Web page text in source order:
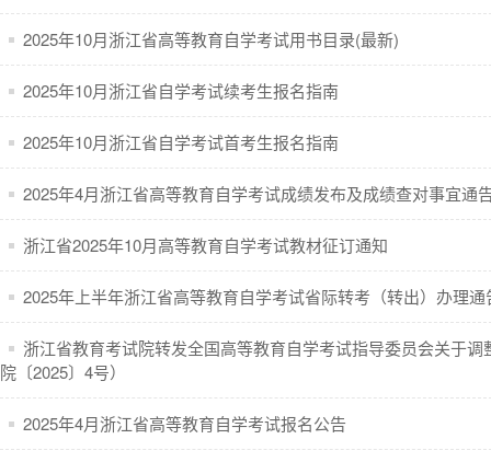
2025年10月浙江省高等教育自学考试用书目录(最新)
2025年10月浙江省自学考试续考生报名指南
2025年10月浙江省自学考试首考生报名指南
2025年4月浙江省高等教育自学考试成绩发布及成绩查对事宜通
浙江省2025年10月高等教育自学考试教材征订通知
2025年上半年浙江省高等教育自学考试省际转考（转出）办理通
浙江省教育考试院转发全国高等教育自学考试指导委员会关于
院〔2025〕4号）
2025年4月浙江省高等教育自学考试报名公告